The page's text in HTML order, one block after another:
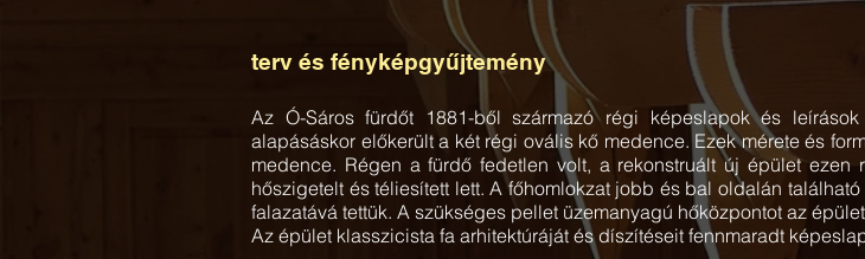
terv és fényképgyűjtemény
Az Ó-Sáros fürdőt 1881-ből származó régi képeslapok és
alapásáskor előkerült a két régi ovális kő medence. Ezek mérete és
medence. Régen a fürdő fedetlen volt, a rekonstruált új épület
hőszigetelt és téliesített lett. A főhomlokzat jobb és bal oldalán
falazatává tettük. A szükséges pellet üzemanyagú hőközpontot az
Az épület klasszicista fa arhitektúráját és díszítéseit fennmaradt